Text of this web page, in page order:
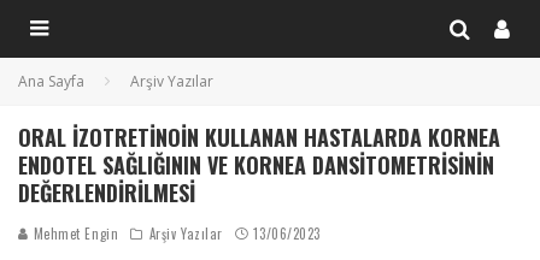
Ana Sayfa Arşiv Yazılar
ORAL İZOTRETINOIN KULLANAN HASTALARDA KORNEA
ENDOTEL SAĞLIĞININ VE KORNEA DANSITOMETRISININ
DEĞERLENDIRILMESI
Mehmet Engin Arşiv Yazılar 13/06/2023